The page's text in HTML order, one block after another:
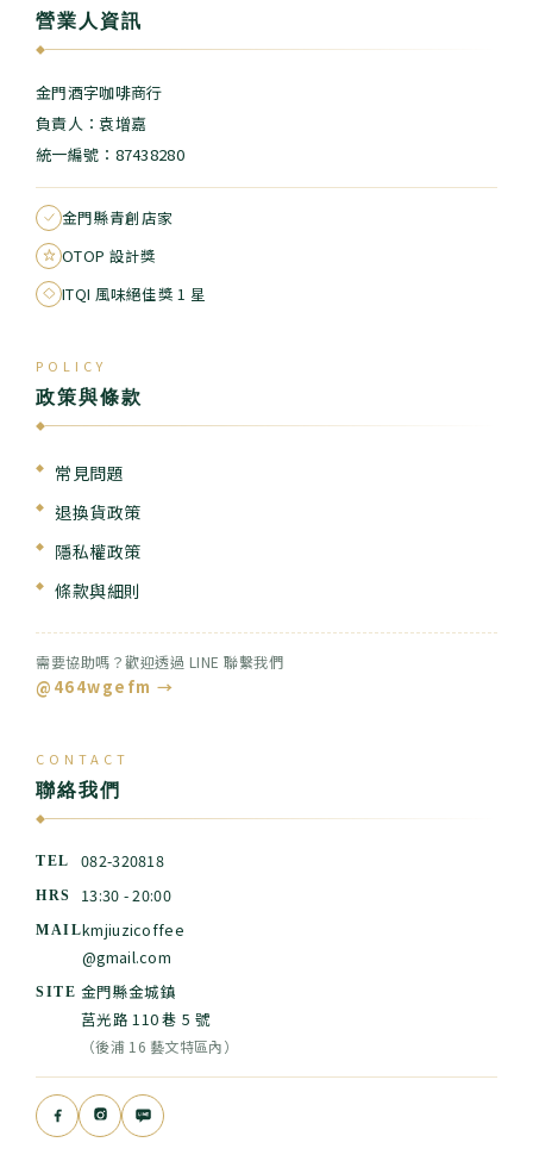
營業人資訊
◆
金門酒字咖啡商行
負責人：袁增嘉
統一編號：87438280
金門縣青創店家
OTOP 設計獎
ITQI 風味絕佳獎 1 星
POLICY
政策與條款
◆
常見問題
退換貨政策
隱私權政策
條款與細則
需要協助嗎？歡迎透過 LINE 聯繫我們
@464wgefm →
CONTACT
聯絡我們
◆
TEL 082-320818
HRS 13:30 - 20:00
MAILkmjiuzicoffee
@gmail.com
SITE 金門縣金城鎮
莒光路 110 巷 5 號
（後浦 16 藝文特區內）